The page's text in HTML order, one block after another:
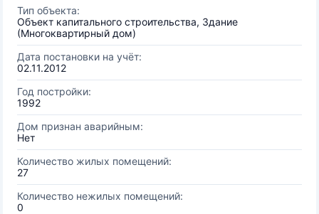
Тип объекта:
Объект капитального строительства, Здание
(Многоквартирный дом)
Дата постановки на учёт:
02.11.2012
Год постройки:
1992
Дом признан аварийным:
Нет
Количество жилых помещений:
27
Количество нежилых помещений:
0